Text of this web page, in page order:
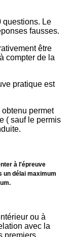
questions. Le
fausses.
être
compter de la
pratique est
permet
( sauf le permis
à l'épreuve
un délai maximum
ou à
avec la
premiers